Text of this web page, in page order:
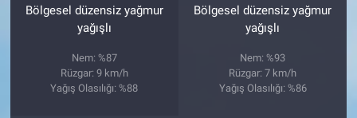
Bölgesel düzensiz yağmur
yağışlı
Nem: %87
Rüzgar: 9 km/h
Yağış Olasılığı: %88
Bölgesel düzensiz yağmur
yağışlı
Nem: %93
Rüzgar: 7 km/h
Yağış Olasılığı: %86